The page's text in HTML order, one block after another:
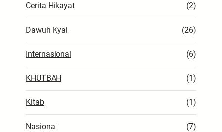
Cerita Hikayat (2)
Dawuh Kyai (26)
Internasional (6)
KHUTBAH (1)
Kitab (1)
Nasional (7)